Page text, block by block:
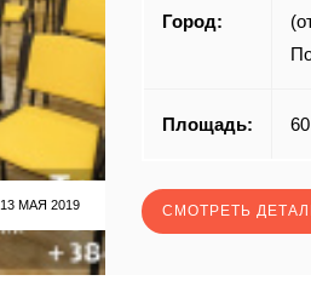
13 МАЯ 2019
Город:
Площадь: 60
СМОТРЕТЬ